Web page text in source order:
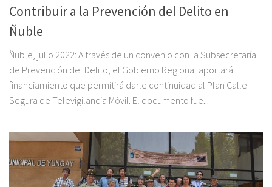
Contribuir a la Prevención del Delito en
Ñuble
Ñuble, julio 2022: A través de un convenio con la Subsecretaría
de Prevención del Delito, el Gobierno Regional aportará
financiamiento que permitirá darle continuidad al Plan Calle
Segura de Televigilancia Móvil. El documento fue...